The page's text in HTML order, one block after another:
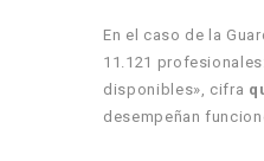
En el caso de la
11.121
disponibles», cifra
desempeñan